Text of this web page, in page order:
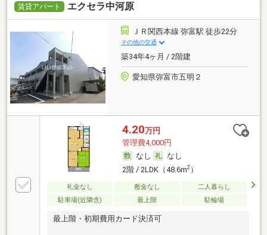
賃貸アパート エクセラ中河原
ＪＲ関西本線 弥富駅 徒歩22分
その他の交通
築34年4ヶ月 / 2階建
愛知県弥富市五明２
4.20万円
管理費4,000円
なし
なし
2階 / 2LDK（48.6m2）
礼金なし 敷金なし
二人暮らし
駐車場(近隣含)
最上階 駐輪場
最上階・初期費用カード決済可